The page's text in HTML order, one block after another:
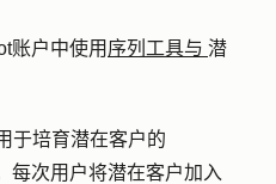
账户中使用 序列工具与 潜
于培育潜在客户的
每次用户将潜在客户加入